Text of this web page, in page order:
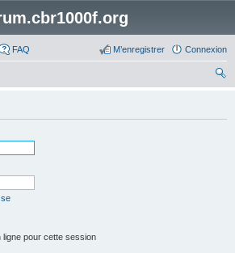
FAQ Connexion
M’enregistrer
pour cette session